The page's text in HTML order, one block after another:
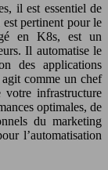
il est essentiel de
pertinent pour le
en K8s, est un
Il automatise le
des applications
agit comme un chef
votre infrastructure
optimales, de
du marketing
l’automatisation